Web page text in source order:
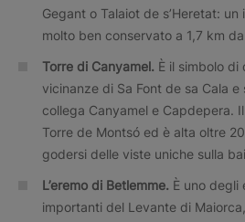
Gegant o Talaiot de s’Heretat:
molto ben conservato a 1,7 km
Torre di Canyamel. È il simbolo di
vicinanze di Sa Font de sa Cala
collega Canyamel e Capdepera.
Torre de Montsó ed è alta oltre
godersi delle viste uniche sulla
L’eremo di Betlemme. È uno degli
importanti del Levante di